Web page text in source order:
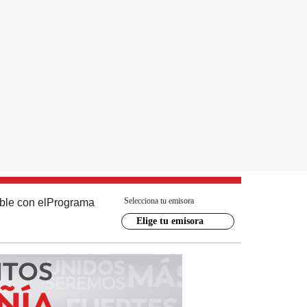
con el Programa Selecciona tu emisora
Elige tu emisora